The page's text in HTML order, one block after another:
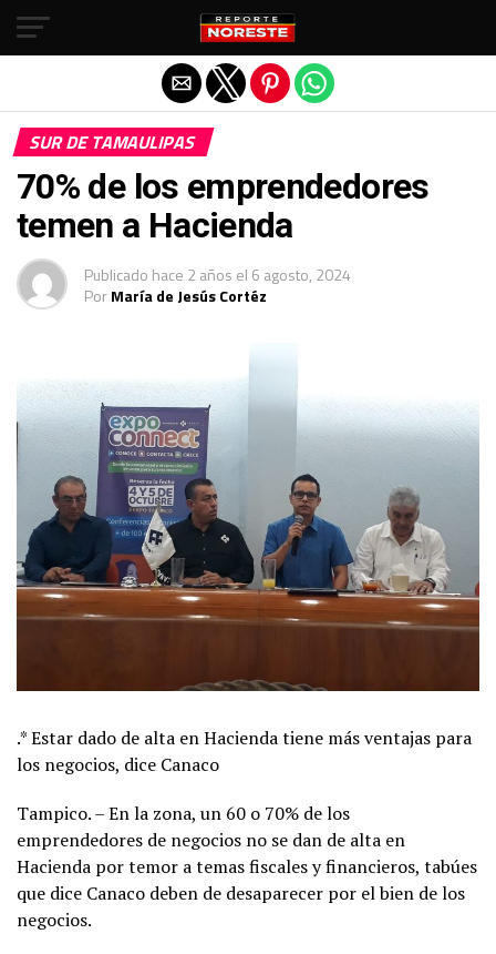
SUR DE TAMAULIPAS
70% de los emprendedores
temen a Hacienda
Publicado hace 2 años el 6 agosto, 2024
PorMaría de Jesús Cortéz
.* Estar dado de alta en Hacienda tiene más ventajas para
los negocios, dice Canaco
Tampico. – En la zona, un 60 o 70% de los
emprendedores de negocios no se dan de alta en
Hacienda por temor a temas fiscales y financieros, tabúes
que dice Canaco deben de desaparecer por el bien de los
negocios.
Salir de la versión móvil